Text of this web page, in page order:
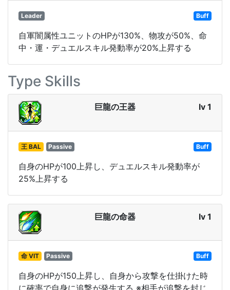
Leader Buff
自軍闇属性ユニットのHPが130%、物攻が50%、命
中・運・デュエルスキル発動率が20%上昇する
Type Skills
巨龍の王器 lv 1
王 BAL Passive Buff
自身のHPが100上昇し、デュエルスキル発動率が
25%上昇する
巨龍の命器 lv 1
命 VIT Passive Buff
自身のHPが150上昇し、自身から攻撃を仕掛けた時